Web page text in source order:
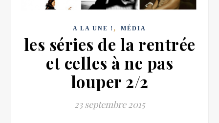
A LA UNE ! , MÉDIA
les séries de la rentrée
et celles à ne pas
louper 2/2
23 septembre 2015